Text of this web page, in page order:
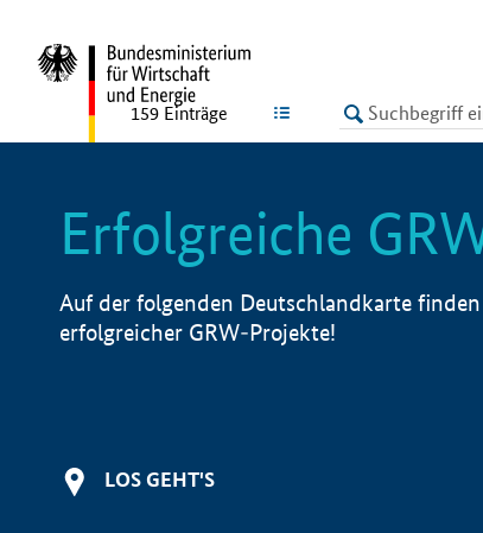
LISTE
159 Einträge
Erfolgreiche
Auf der folgenden Deutschlandkarte
erfolgreicher GRW-Projekte!
LOS GEHT'S